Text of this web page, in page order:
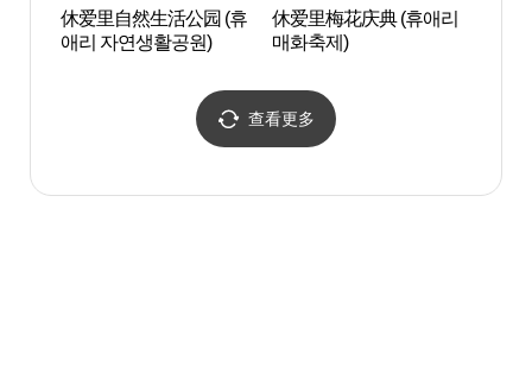
休爱里自然生活公园 (휴
애리 자연생활공원)
休爱里梅花庆典 (휴애리
매화축제)
查看更多